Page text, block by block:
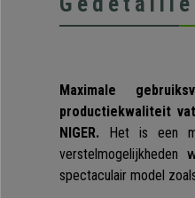
Maximale
productiekwaliteit
NIGER. Het is een
spectaculair model